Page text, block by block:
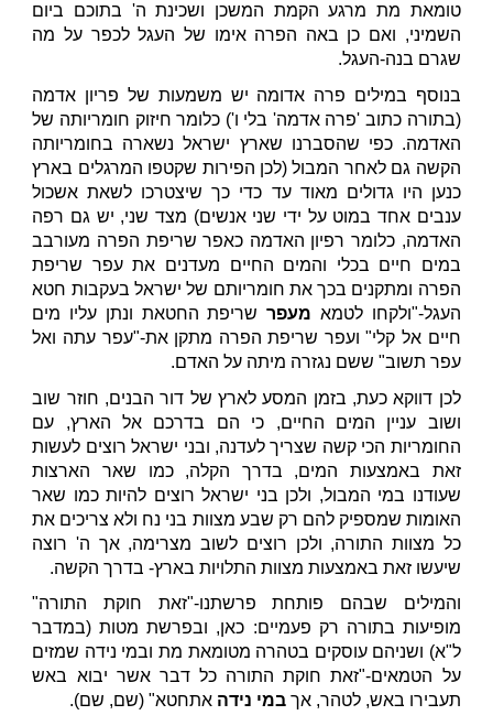
טומאת מת מרגע הקמת המשכן ושכינת ה' בתוכם ביום
השמיני, ואם כן באה הפרה אימו של העגל לכפר על מה
שגרם בנה-העגל.
בנוסף במילים פרה אדומה יש משמעות של פריון אדמה
(בתורה כתוב 'פרה אדמה' בלי ו') כלומר חיזוק חומריותה של
האדמה. כפי שהסברנו שארץ ישראל נשארה בחומריותה
הקשה גם לאחר המבול (לכן הפירות שקטפו המרגלים בארץ
כנען היו גדולים מאוד עד כדי כך שיצטרכו לשאת אשכול
ענבים אחד במוט על ידי שני אנשים) מצד שני, יש גם רפה
האדמה, כלומר רפיון האדמה כאפר שריפת הפרה מעורבב
במים חיים בכלי והמים החיים מעדנים את עפר שריפת
הפרה ומתקנים בכך את חומריותם של ישראל בעקבות חטא
העגל-"ולקחו לטמא מעפרשריפת החטאת ונתן עליו מים
חיים אל קלי" ועפר שריפת הפרה מתקן את-"עפר עתה ואל
עפר תשוב" ששם נגזרה מיתה על האדם.
לכן דווקא כעת, בזמן המסע לארץ של דור הבנים, חוזר שוב
ושוב עניין המים החיים, כי הם בדרכם אל הארץ, עם
החומריות הכי קשה שצריך לעדנה, ובני ישראל רוצים לעשות
זאת באמצעות המים, בדרך הקלה, כמו שאר הארצות
שעודנו במי המבול, ולכן בני ישראל רוצים להיות כמו שאר
האומות שמספיק להם רק שבע מצוות בני נח ולא צריכים את
כל מצוות התורה, ולכן רוצים לשוב מצרימה, אך ה' רוצה
שיעשו זאת באמצעות מצוות התלויות בארץ- בדרך הקשה.
והמילים שבהם פותחת פרשתנו-"זאת חוקת התורה"
מופיעות בתורה רק פעמיים: כאן, ובפרשת מטות (במדבר
ל"א) ושניהם עוסקים בטהרה מטומאת מת ובמי נידה שמזים
על הטמאים-"זאת חוקת התורה כל דבר אשר יבוא באש
תעבירו באש, לטהר, אךבמי נידה אתחטא" (שם, שם).